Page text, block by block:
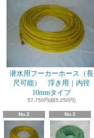
潜水用フーカーホース（長
尺可能） 浮き用｜内径
10mmタイプ
57,750円(税5,250円)
No.2 No.3